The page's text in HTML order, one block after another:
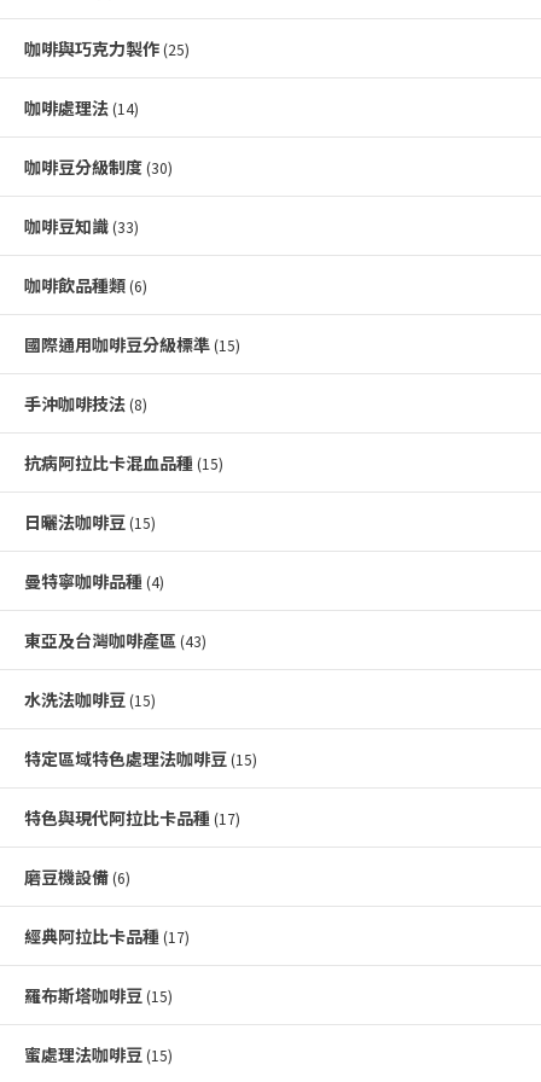
咖啡與巧克力製作 (25)
咖啡處理法 (14)
咖啡豆分級制度 (30)
咖啡豆知識 (33)
咖啡飲品種類 (6)
國際通用咖啡豆分級標準 (15)
手沖咖啡技法 (8)
抗病阿拉比卡混血品種 (15)
日曬法咖啡豆 (15)
曼特寧咖啡品種 (4)
東亞及台灣咖啡產區 (43)
水洗法咖啡豆 (15)
特定區域特色處理法咖啡豆 (15)
特色與現代阿拉比卡品種 (17)
磨豆機設備 (6)
經典阿拉比卡品種 (17)
羅布斯塔咖啡豆 (15)
蜜處理法咖啡豆 (15)